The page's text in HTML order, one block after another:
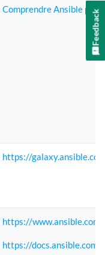
Comprendre Ansible
https://
https://www.ansible.com
https://docs.ansible.com
Feedback